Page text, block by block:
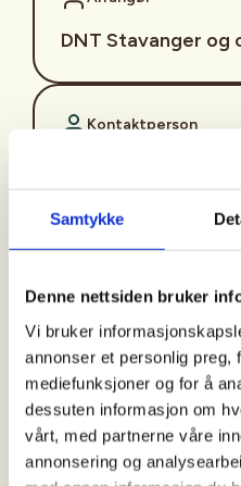
Samtykke
Denne nettsiden bruker
Vi bruker
annonser et personlig preg,
mediefunksjoner og for å
dessuten informasjon om
vårt, med partnerne våre
annonsering og
DNT Stavanger og
Kontaktperson
https://93609611
august!
Vi møtes på Playground
for å klatre og buldre.
på alle nivå. Ved fint vær
flyttes fra Playground til
med deg en venn eller